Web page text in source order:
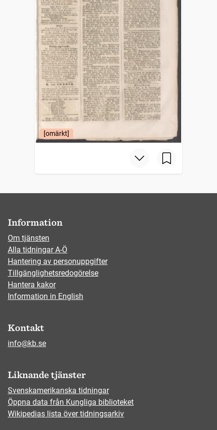
[omärkt]
Information
Om tjänsten
Alla tidningar A-Ö
Hantering av personuppgifter
Tillgänglighetsredogörelse
Hantera kakor
Information in English
Kontakt
info@kb.se
Liknande tjänster
Svenskamerikanska tidningar
Öppna data från Kungliga biblioteket
Wikipedias lista över tidningsarkiv